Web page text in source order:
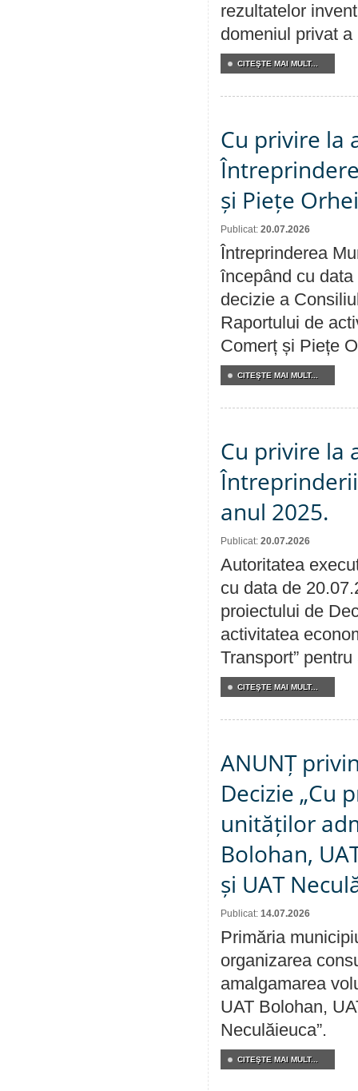
rezultatelor
domeniul privat a
CITEŞTE MAI MULT...
Cu privire la
și Piețe
Publicat: 20.07.2026
Întreprinderea
începând cu
decizie a
Raportului de
Comerț și Piețe
CITEŞTE MAI MULT...
Cu privire la
anul 2025.
Publicat: 20.07.2026
Autoritatea
cu data de
proiectului de
activitatea
Transport” pentru
CITEŞTE MAI MULT...
ANUNȚ
Decizie „Cu
unităților
Bolohan,
și UAT
Publicat: 14.07.2026
Primăria
organizarea
amalgamarea
UAT Bolohan,
Neculăieuca”.
CITEŞTE MAI MULT...